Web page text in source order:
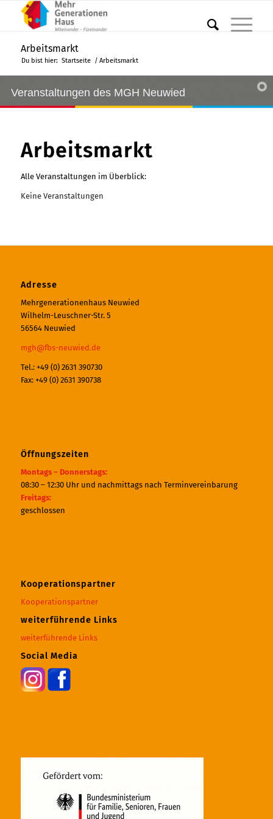
Arbeitsmarkt
Du bist hier: Startseite / Arbeitsmarkt
Veranstaltungen des MGH Neuwied
Arbeitsmarkt
Alle Veranstaltungen im Überblick:
Keine Veranstaltungen
Adresse
Mehrgenerationenhaus Neuwied
Wilhelm-Leuschner-Str. 5
56564 Neuwied
mgh@fbs-neuwied.de
Tel.: +49 (0) 2631 390730
Fax: +49 (0) 2631 390738
Öffnungszeiten
Montags – Donnerstags:
08:30 – 12:30 Uhr und nachmittags nach Terminvereinbarung
Freitags:
geschlossen
Kooperationspartner
Kooperationspartner
weiterführende Links
weiterführende Links
Social Media